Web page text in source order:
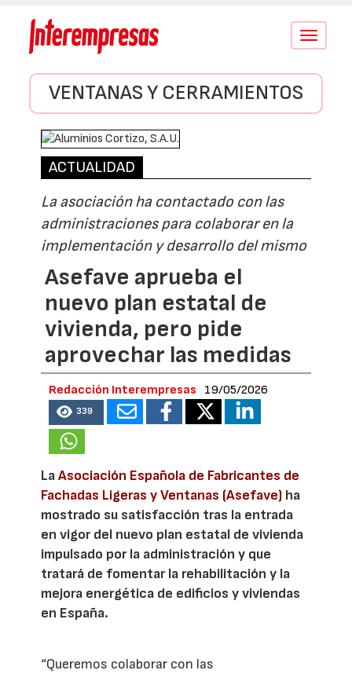
Conmutar
VENTANAS Y CERRAMIENTOS
ACTUALIDAD
La asociación ha contactado con las
administraciones para colaborar en la
implementación y desarrollo del mismo
Asefave aprueba el
nuevo plan estatal de
vivienda, pero pide
aprovechar las medidas
Redacción Interempresas 19/05/2026
339
LaAsociación Española de Fabricantes de
Fachadas Ligeras y Ventanas (Asefave) ha
mostrado su satisfacción tras la entrada
en vigor del nuevo plan estatal de vivienda
impulsado por la administración y que
tratará de fomentar la rehabilitación y la
mejora energética de edificios y viviendas
en España.
“Queremos colaborar con las